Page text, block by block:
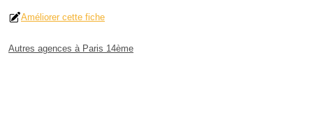
Améliorer cette fiche
Autres agences à Paris 14ème